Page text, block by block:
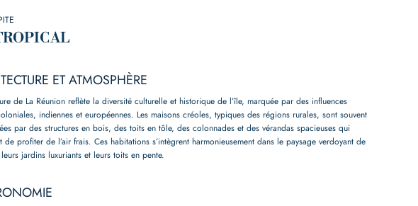
ET ATMOSPHÈRE
de La Réunion reflète la diversité culturelle et historique de l’île, marquée par des influences
indiennes et européennes. Les maisons créoles, typiques des régions rurales, sont souvent
par des structures en bois, des toits en tôle, des colonnades et des vérandas spacieuses qui
de profiter de l’air frais. Ces habitations s’intègrent harmonieusement dans le paysage verdoyant de
leurs jardins luxuriants et leurs toits en pente.